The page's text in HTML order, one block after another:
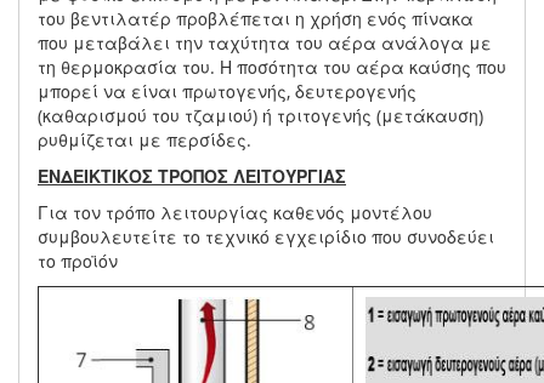
του βεντιλατέρ προβλέπεται η χρήση ενός πίνακα
που μεταβάλει την ταχύτητα του αέρα ανάλογα με
τη θερμοκρασία του. Η ποσότητα του αέρα καύσης που
μπορεί να είναι πρωτογενής, δευτερογενής
(καθαρισμού του τζαμιού) ή τριτογενής (μετάκαυση)
ρυθμίζεται με περσίδες.
ΕΝΔΕΙΚΤΙΚΟΣ ΤΡΟΠΟΣ ΛΕΙΤΟΥΡΓΙΑΣ
Για τον τρόπο λειτουργίας καθενός μοντέλου
συμβουλευτείτε το τεχνικό εγχειρίδιο που συνοδεύει
το προϊόν